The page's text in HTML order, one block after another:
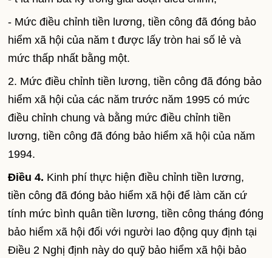
- Mức điều chỉnh tiền lương, tiền công đã đóng bảo
hiểm xã hội của năm t được lấy tròn hai số lẻ và
mức thấp nhất bằng một.
2. Mức điều chỉnh tiền lương, tiền công đã đóng bảo
hiểm xã hội của các năm trước năm 1995 có mức
điều chỉnh chung và bằng mức điều chỉnh tiền
lương, tiền công đã đóng bảo hiểm xã hội của năm
1994.
Điều 4. Kinh phí thực hiện điều chỉnh tiền lương,
tiền công đã đóng bảo hiểm xã hội để làm căn cứ
tính mức bình quân tiền lương, tiền công tháng đóng
bảo hiểm xã hội đối với người lao động quy định tại
Điều 2 Nghị định này do quỹ bảo hiểm xã hội bảo